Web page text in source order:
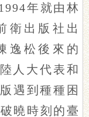
年就由林
衛出版社出
逸松後來的
人大代表和
遇到種種困
曉時刻的臺